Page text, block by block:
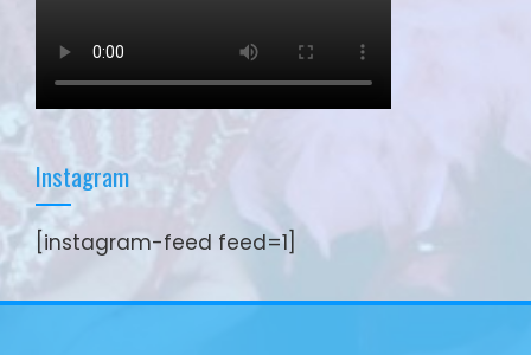
Instagram
[instagram-feed feed=1]